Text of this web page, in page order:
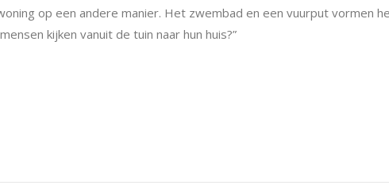
op een andere manier. Het zwembad en een vuurput vormen
kijken vanuit de tuin naar hun huis?”